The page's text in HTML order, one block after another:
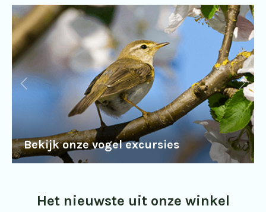
Bekijk onze vogel excursies
Het nieuwste uit onze winkel